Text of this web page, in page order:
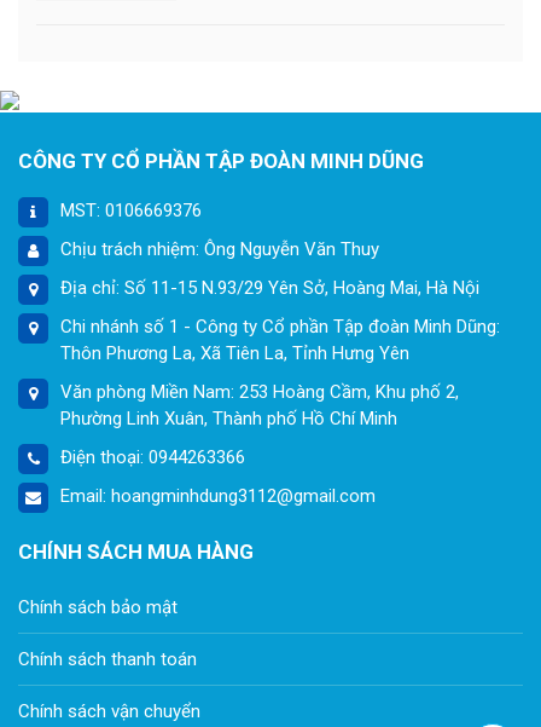
CÔNG TY CỔ PHẦN TẬP ĐOÀN MINH DŨNG
MST: 0106669376
Chịu trách nhiệm: Ông Nguyễn Văn Thuy
Địa chỉ: Số 11-15 N.93/29 Yên Sở, Hoàng Mai, Hà Nội
Chi nhánh số 1 - Công ty Cổ phần Tập đoàn Minh Dũng:
Thôn Phương La, Xã Tiên La, Tỉnh Hưng Yên
Văn phòng Miền Nam: 253 Hoàng Cầm, Khu phố 2,
Phường Linh Xuân, Thành phố Hồ Chí Minh
Điện thoại: 0944263366
Email: hoangminhdung3112@gmail.com
CHÍNH SÁCH MUA HÀNG
Chính sách bảo mật
Chính sách thanh toán
Chính sách vận chuyển